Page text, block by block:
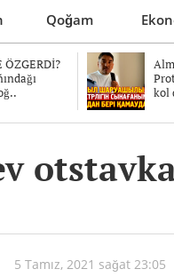
Qoğam
ÖZGERDİ?
kol
5 Tamız, 2021 sağat 23:05